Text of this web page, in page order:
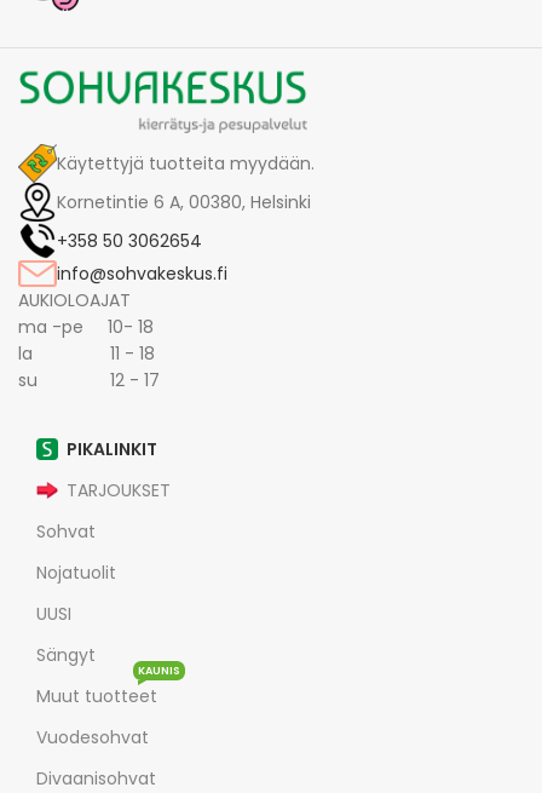
Käytettyjä tuotteita myydään.
Kornetintie 6 A, 00380, Helsinki
+358 50 3062654
info@sohvakeskus.fi
AUKIOLOAJAT
ma -pe 10- 18
la 11 - 18
su 12 - 17
PIKALINKIT
TARJOUKSET
Sohvat
Nojatuolit
UUSI
Sängyt
Muut tuotteet
KAUNIS
Vuodesohvat
Divaanisohvat